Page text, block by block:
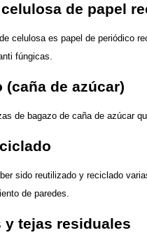
de papel
celulosa es papel de periódico
fúngicas.
(caña de azúcar)
de bagazo de caña de azúcar
sido reutilizado y reciclado
de paredes.
y tejas residuales